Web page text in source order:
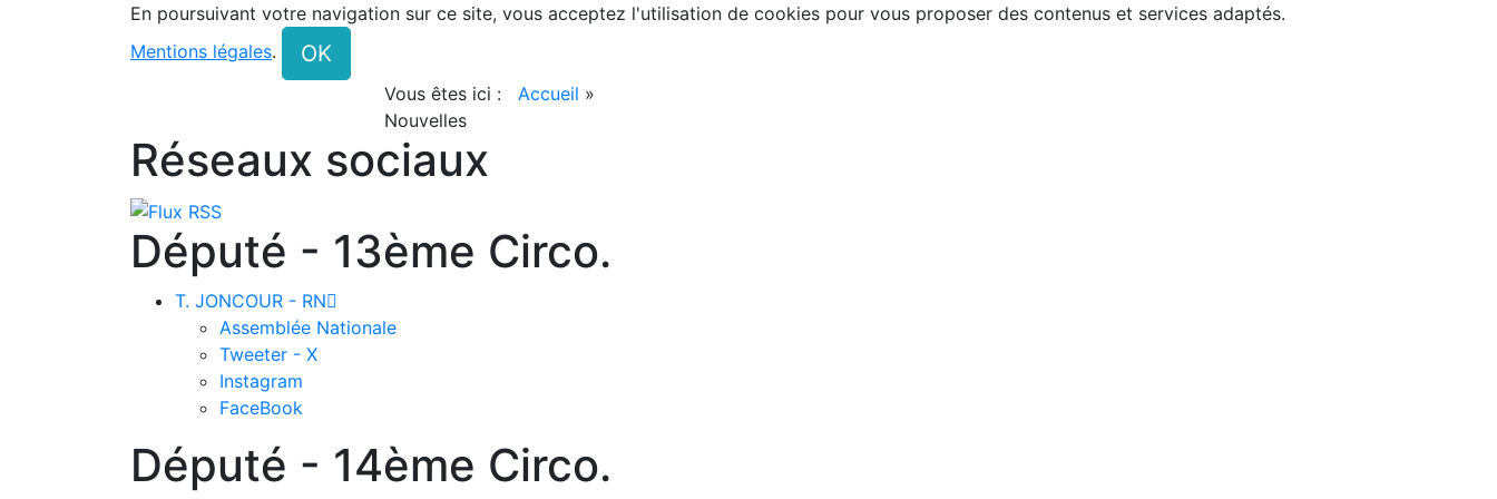
En poursuivant votre navigation sur ce site, vous acceptez l'utilisation de cookies pour vous proposer des contenus et services adaptés.
Mentions légales. OK
Vous êtes ici : Accueil »
Nouvelles
Réseaux sociaux
Député - 13ème Circo.
T. JONCOUR - RN
Assemblée Nationale
Tweeter - X
Instagram
FaceBook
Député - 14ème Circo.